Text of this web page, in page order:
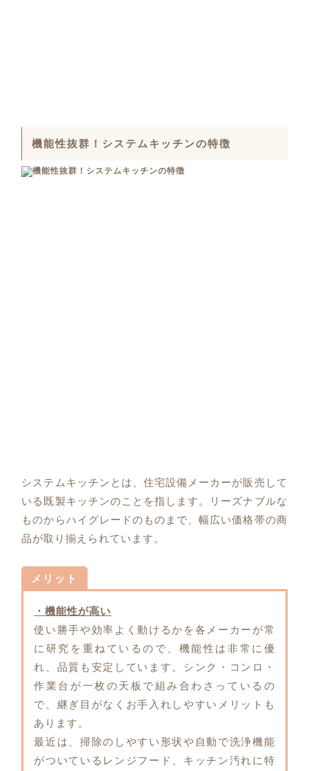
機能性抜群！システムキッチンの特徴
システムキッチンとは、住宅設備メーカーが販売して
いる既製キッチンのことを指します。リーズナブルな
ものからハイグレードのものまで、幅広い価格帯の商
品が取り揃えられています。
メリット
・機能性が高い
使い勝手や効率よく動けるかを各メーカーが常
に研究を重ねているので、機能性は非常に優
れ、品質も安定しています。シンク・コンロ・
作業台が一枚の天板で組み合わさっているの
で、継ぎ目がなくお手入れしやすいメリットも
あります。
最近は、掃除のしやすい形状や自動で洗浄機能
がついているレンジフード、キッチン汚れに特